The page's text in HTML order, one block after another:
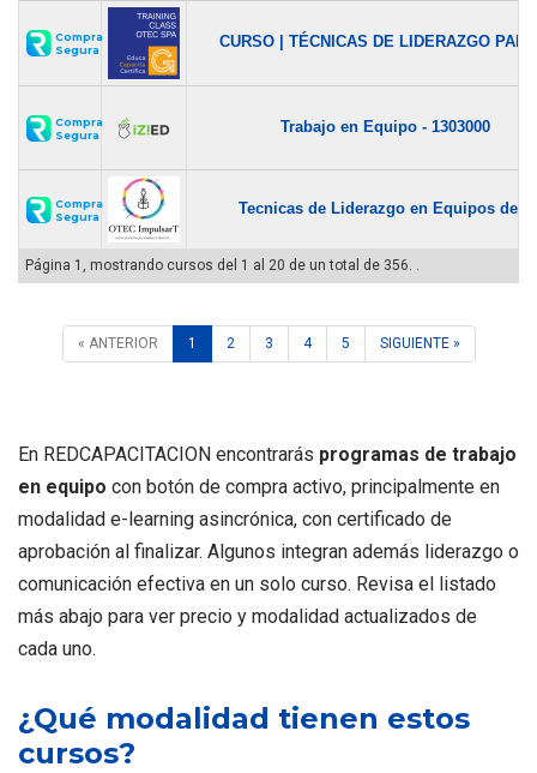
Compra
Segura
CURSO | TÉCNICAS DE LIDERAZGO
Compra
Segura
Trabajo en Equipo - 1303000
Compra
Segura
Tecnicas de Liderazgo en Equipos de...
Página 1, mostrando cursos del 1 al 20 de un total de 356. .
« ANTERIOR 1 2 3 4 5 SIGUIENTE »
En REDCAPACITACION encontrarás programas de trabajo
en equipo con botón de compra activo, principalmente en
modalidad e-learning asincrónica, con certificado de
aprobación al finalizar. Algunos integran además liderazgo o
comunicación efectiva en un solo curso. Revisa el listado
más abajo para ver precio y modalidad actualizados de
cada uno.
¿Qué modalidad tienen estos
cursos?